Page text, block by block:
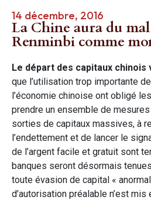
14 décembre, 2016
La Chine aura du
Renminbi comme
Le départ des capitaux chinois
que l’utilisation trop importante
l’économie chinoise ont obligé
prendre un ensemble de
sorties de capitaux massives, à
l’endettement et de lancer le
de l’argent facile et gratuit sont
banques seront désormais
toute évasion de capital «
d’autorisation préalable n’est